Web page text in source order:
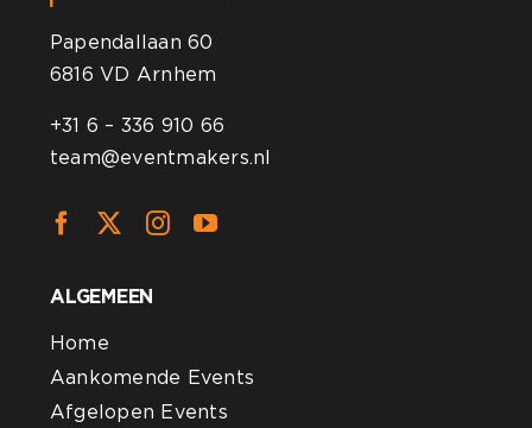
Papendallaan 60
6816 VD Arnhem
+31 6 – 336 910 66
team@eventmakers.nl
ALGEMEEN
Home
Aankomende Events
Afgelopen Events